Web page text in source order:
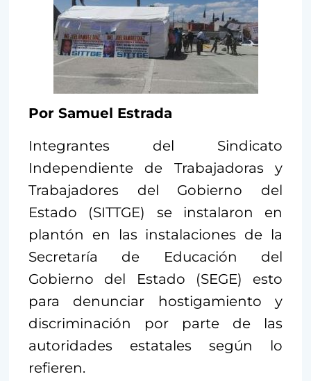
Por Samuel Estrada
Integrantes del Sindicato
Independiente de Trabajadoras y
Trabajadores del Gobierno del
Estado (SITTGE) se instalaron en
plantón en las instalaciones de la
Secretaría de Educación del
Gobierno del Estado (SEGE) esto
para denunciar hostigamiento y
discriminación por parte de las
autoridades estatales según lo
refieren.